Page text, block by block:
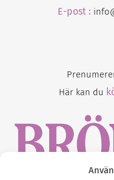
E-post :
Här kan du